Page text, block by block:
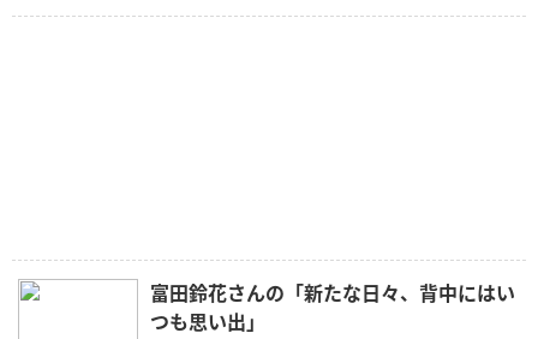
富田鈴花さんの「新たな日々、背中にはい
つも思い出」